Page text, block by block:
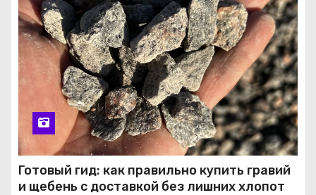
Готовый гид: как правильно купить гравий
и щебень с доставкой без лишних хлопот